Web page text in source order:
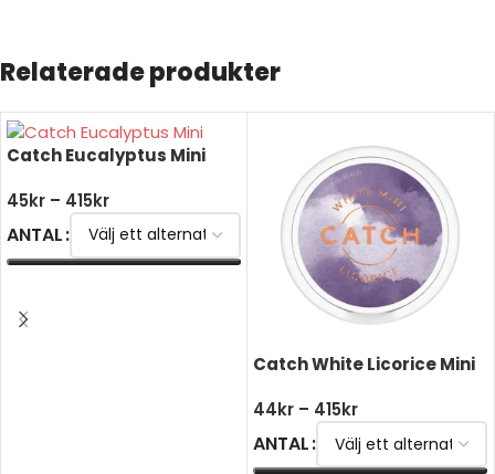
Relaterade produkter
Catch Eucalyptus Mini
45kr – 415kr
ANTAL
Catch White Licorice Mini
44kr – 415kr
ANTAL